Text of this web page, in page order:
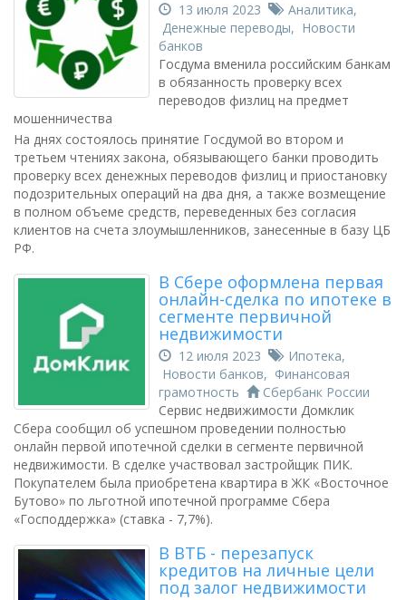
13 июля 2023 Аналитика,
Денежные переводы, Новости
банков
Госдума вменила российским банкам
в обязанность проверку всех
переводов физлиц на предмет
мошенничества
На днях состоялось принятие Госдумой во втором и
третьем чтениях закона, обязывающего банки проводить
проверку всех денежных переводов физлиц и приостановку
подозрительных операций на два дня, а также возмещение
в полном объеме средств, переведенных без согласия
клиентов на счета злоумышленников, занесенные в базу ЦБ
РФ.
В Сбере оформлена первая
онлайн-сделка по ипотеке в
сегменте первичной
недвижимости
12 июля 2023 Ипотека,
Новости банков, Финансовая
грамотность
Сбербанк России
Сервис недвижимости Домклик
Сбера сообщил об успешном проведении полностью
онлайн первой ипотечной сделки в сегменте первичной
недвижимости. В сделке участвовал застройщик ПИК.
Покупателем была приобретена квартира в ЖК «Восточное
Бутово» по льготной ипотечной программе Сбера
«Господдержка» (ставка - 7,7%).
В ВТБ - перезапуск
кредитов на личные цели
под залог недвижимости